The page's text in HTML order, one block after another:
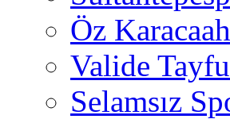
Öz
Valide
Selamsız